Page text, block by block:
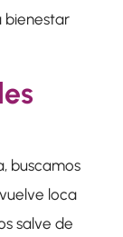
bienestar
buscamos
loca
salve de